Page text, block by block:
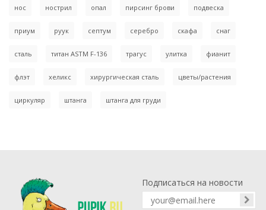
нос нострил опал пирсинг брови подвеска
приум руук септум серебро скафа снаг
сталь титан ASTM F-136 трагус улитка фианит
флэт хеликс хирургическая сталь цветы/растения
циркуляр штанга штанга для груди
Подписаться на новости